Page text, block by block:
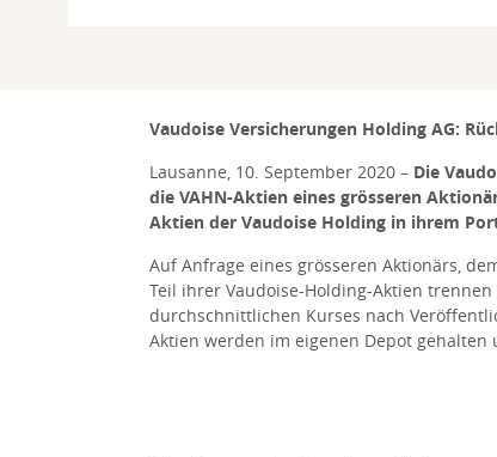
Vaudoise Versicherungen Holding AG:
Lausanne, 10. September 2020 – Die
die VAHN-Aktien eines grösseren
Aktien der Vaudoise Holding in ihrem
Auf Anfrage eines grösseren Aktionärs,
Teil ihrer Vaudoise-Holding-Aktien
durchschnittlichen Kurses nach
Aktien werden im eigenen Depot